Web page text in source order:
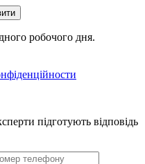
робочого дня.
підготують відповідь